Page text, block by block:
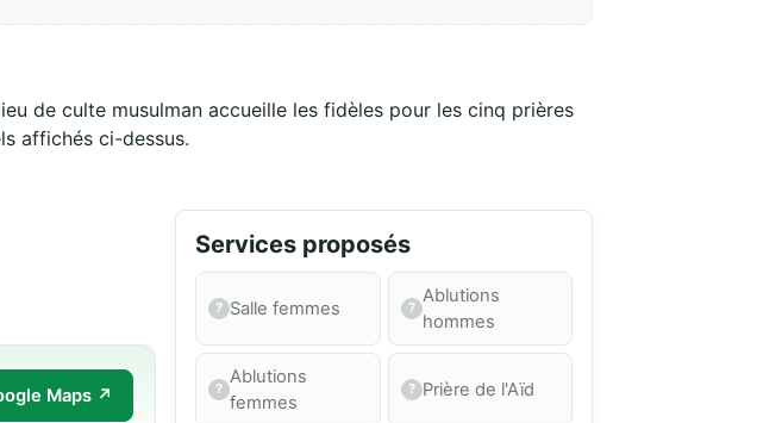
de culte musulman accueille les fidèles pour les cinq prières
affichés ci-dessus.
Maps ↗
Services proposés
Salle femmes
Ablutions
hommes
Ablutions
femmes
Prière de l'Aïd